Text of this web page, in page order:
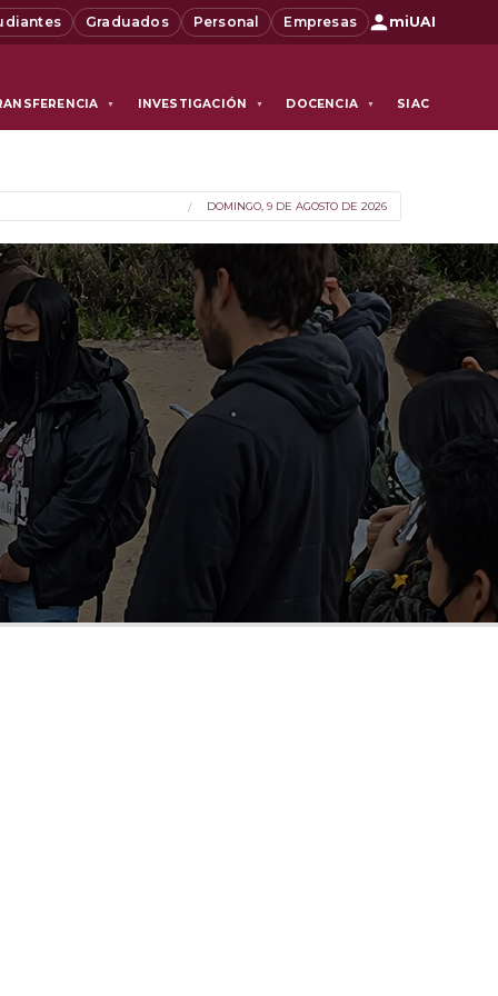
Graduados Personal Empresas miUAI
▼ INVESTIGACIÓN ▼ DOCENCIA ▼ SIAC
DOMINGO, 9 DE AGOSTO DE 2026